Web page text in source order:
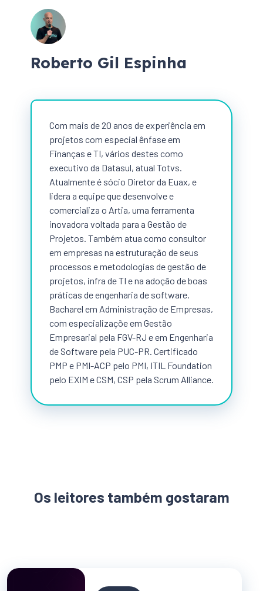
Roberto Gil Espinha
Com mais de 20 anos de experiência em
projetos com especial ênfase em
Finanças e TI, vários destes como
executivo da Datasul, atual Totvs.
Atualmente é sócio Diretor da Euax, e
lidera a equipe que desenvolve e
comercializa o Artia, uma ferramenta
inovadora voltada para a Gestão de
Projetos. Também atua como consultor
em empresas na estruturação de seus
processos e metodologias de gestão de
projetos, infra de TI e na adoção de boas
práticas de engenharia de software.
Bacharel em Administração de Empresas,
com especializaçõe em Gestão
Empresarial pela FGV-RJ e em Engenharia
de Software pela PUC-PR. Certificado
PMP e PMI-ACP pelo PMI, ITIL Foundation
pelo EXIM e CSM, CSP pela Scrum Alliance.
Os leitores também gostaram